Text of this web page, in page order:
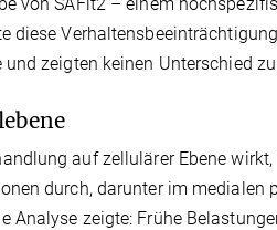
diese
zeigten keinen Unterschied
auf zellulärer Ebene
durch, darunter im
Analyse zeigte: Frühe